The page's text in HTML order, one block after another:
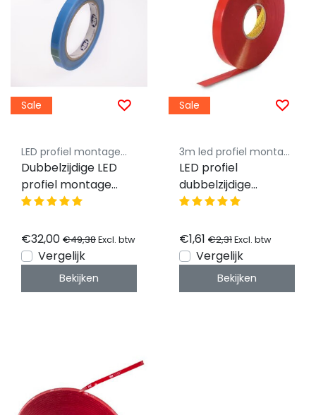
Sale
LED profiel montagemateriaal - Luksus
Dubbelzijdige LED
profiel montage
tape 12mm 25
blauw
€32,00 €49,38Excl. btw
Vergelijk
Bekijken
Sale
3m led profiel montagetape
LED profiel
dubbelzijdige
montage tape
profielen - 1 meter -
30 meter prijs
€1,61 €2,31Excl. btw
Vergelijk
Bekijken